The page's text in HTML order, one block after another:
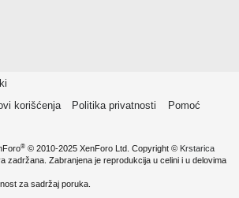
korišćenja Politika privatnosti
Pomoć
® © 2010-2025 XenForo Ltd. Copyright © Krstarica
zadržana. Zabranjena je reprodukcija u celini i u delovima
za sadržaj poruka.